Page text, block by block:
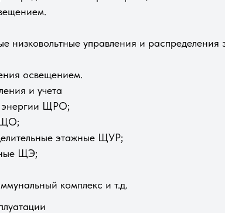
низковольтные управления и распределения
освещением.
и учета
энергии ЩРО;
ЩО;
этажные ЩУР;
ЩЭ;
комплекс и т.д.